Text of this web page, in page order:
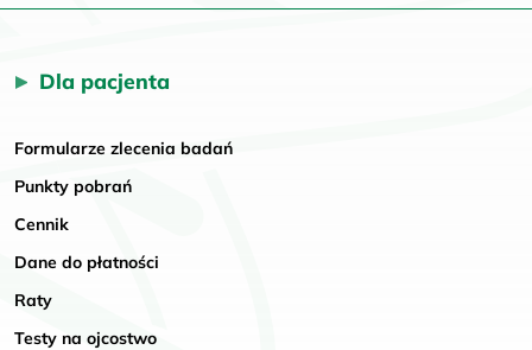
Dla pacjenta
Formularze zlecenia badań
Punkty pobrań
Cennik
Dane do płatności
Raty
Testy na ojcostwo